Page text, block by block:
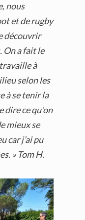
nous
et de rugby
découvrir
On a fait le
à
selon les
à se tenir la
dire ce qu’on
mieux se
car j’ai pu
» Tom H.